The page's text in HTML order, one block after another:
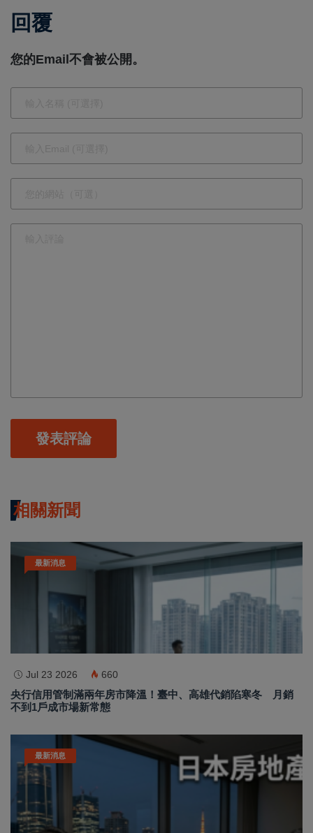
調整 3月10
日生效
幣
回覆
您的Email不會被公開。
發表評論
相關新聞
最新消息
Jul 23 2026 660
央行信用管制滿兩年房市降溫！臺中、高雄代銷陷寒冬 月銷
不到1戶成市場新常態
最新消息